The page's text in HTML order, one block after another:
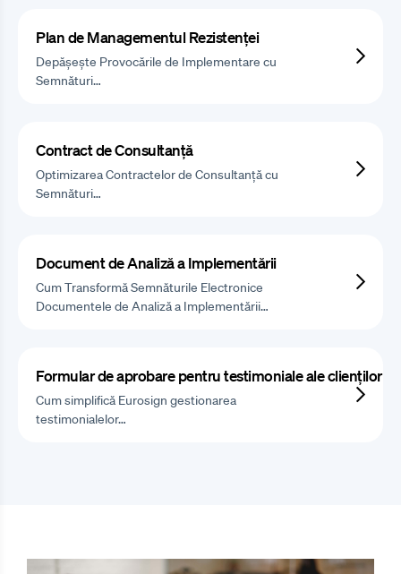
Plan de Managementul Rezistenței
Depășește Provocările de Implementare cu
Semnături…
Contract de Consultanță
Optimizarea Contractelor de Consultanță cu
Semnături…
Document de Analiză a Implementării
Cum Transformă Semnăturile Electronice
Documentele de Analiză a Implementării…
Formular de aprobare pentru testimoniale ale clienților
Cum simplifică Eurosign gestionarea
testimonialelor…